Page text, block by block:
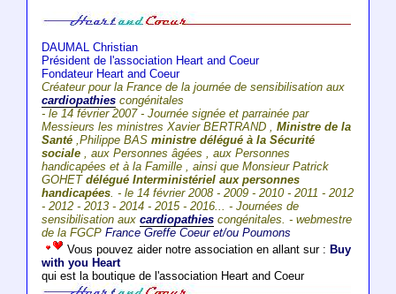
DAUMAL Christian
Président de l'association Heart and Coeur
Fondateur Heart and Coeur
Créateur pour la France de la journée de sensibilisation aux
cardiopathiescongénitales
- le 14 février 2007 - Journée signée et parrainée par
Messieurs les ministres Xavier BERTRAND , Ministre de la
Santé,Philippe BAS ministre délégué à la Sécurité
sociale, aux Personnes âgées , aux Personnes
handicapées et à la Famille , ainsi que Monsieur Patrick
GOHETdélégué Interministériel aux personnes
handicapées. - le 14 février 2008 - 2009 - 2010 - 2011 - 2012
- 2012 - 2013 - 2014 - 2015 - 2016... - Journées de
sensibilisation aux cardiopathiescongénitales. - webmestre
de la FGCP France Greffe Coeur et/ou Poumons
Vous pouvez aider notre association en allant sur : Buy
with you Heart
qui est la boutique de l'association Heart and Coeur